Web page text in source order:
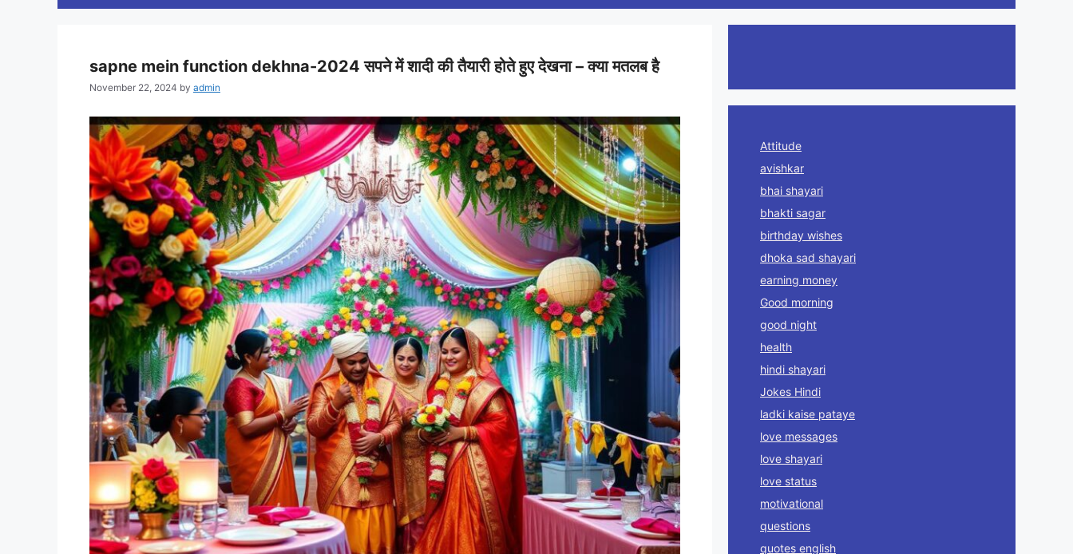
sapne mein function dekhna-2024 सपने में शादी की तैयारी होते हुए देखना – क्या मतलब है
November 22, 2024 by admin
Attitude
avishkar
bhai shayari
bhakti sagar
birthday wishes
dhoka sad shayari
earning money
Good morning
good night
health
hindi shayari
Jokes Hindi
ladki kaise pataye
love messages
love shayari
love status
motivational
questions
quotes english